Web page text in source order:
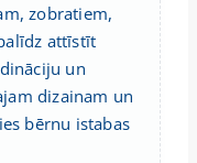
zobratiem,
attīstīt
un
dizainam un
bērnu istabas